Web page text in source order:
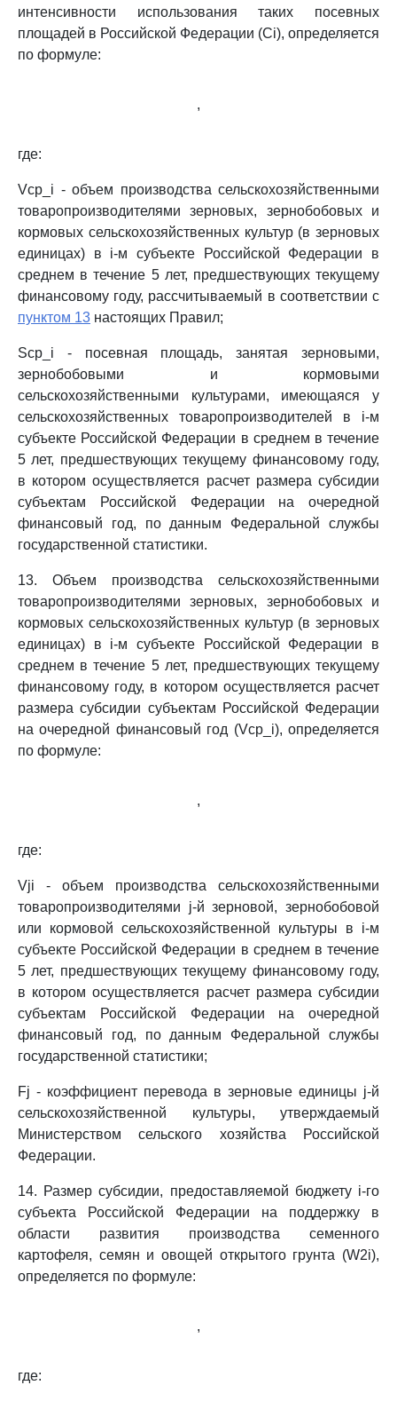
интенсивности использования таких посевных
площадей в Российской Федерации (Ci), определяется
по формуле:
,
где:
Vср_i - объем производства сельскохозяйственными
товаропроизводителями зерновых, зернобобовых и
кормовых сельскохозяйственных культур (в зерновых
единицах) в i-м субъекте Российской Федерации в
среднем в течение 5 лет, предшествующих текущему
финансовому году, рассчитываемый в соответствии с
пунктом 13 настоящих Правил;
Sср_i - посевная площадь, занятая зерновыми,
зернобобовыми и кормовыми
сельскохозяйственными культурами, имеющаяся у
сельскохозяйственных товаропроизводителей в i-м
субъекте Российской Федерации в среднем в течение
5 лет, предшествующих текущему финансовому году,
в котором осуществляется расчет размера субсидии
субъектам Российской Федерации на очередной
финансовый год, по данным Федеральной службы
государственной статистики.
13. Объем производства сельскохозяйственными
товаропроизводителями зерновых, зернобобовых и
кормовых сельскохозяйственных культур (в зерновых
единицах) в i-м субъекте Российской Федерации в
среднем в течение 5 лет, предшествующих текущему
финансовому году, в котором осуществляется расчет
размера субсидии субъектам Российской Федерации
на очередной финансовый год (Vср_i), определяется
по формуле:
,
где:
Vji - объем производства сельскохозяйственными
товаропроизводителями j-й зерновой, зернобобовой
или кормовой сельскохозяйственной культуры в i-м
субъекте Российской Федерации в среднем в течение
5 лет, предшествующих текущему финансовому году,
в котором осуществляется расчет размера субсидии
субъектам Российской Федерации на очередной
финансовый год, по данным Федеральной службы
государственной статистики;
Fj - коэффициент перевода в зерновые единицы j-й
сельскохозяйственной культуры, утверждаемый
Министерством сельского хозяйства Российской
Федерации.
14. Размер субсидии, предоставляемой бюджету i-го
субъекта Российской Федерации на поддержку в
области развития производства семенного
картофеля, семян и овощей открытого грунта (W2i),
определяется по формуле:
,
где: